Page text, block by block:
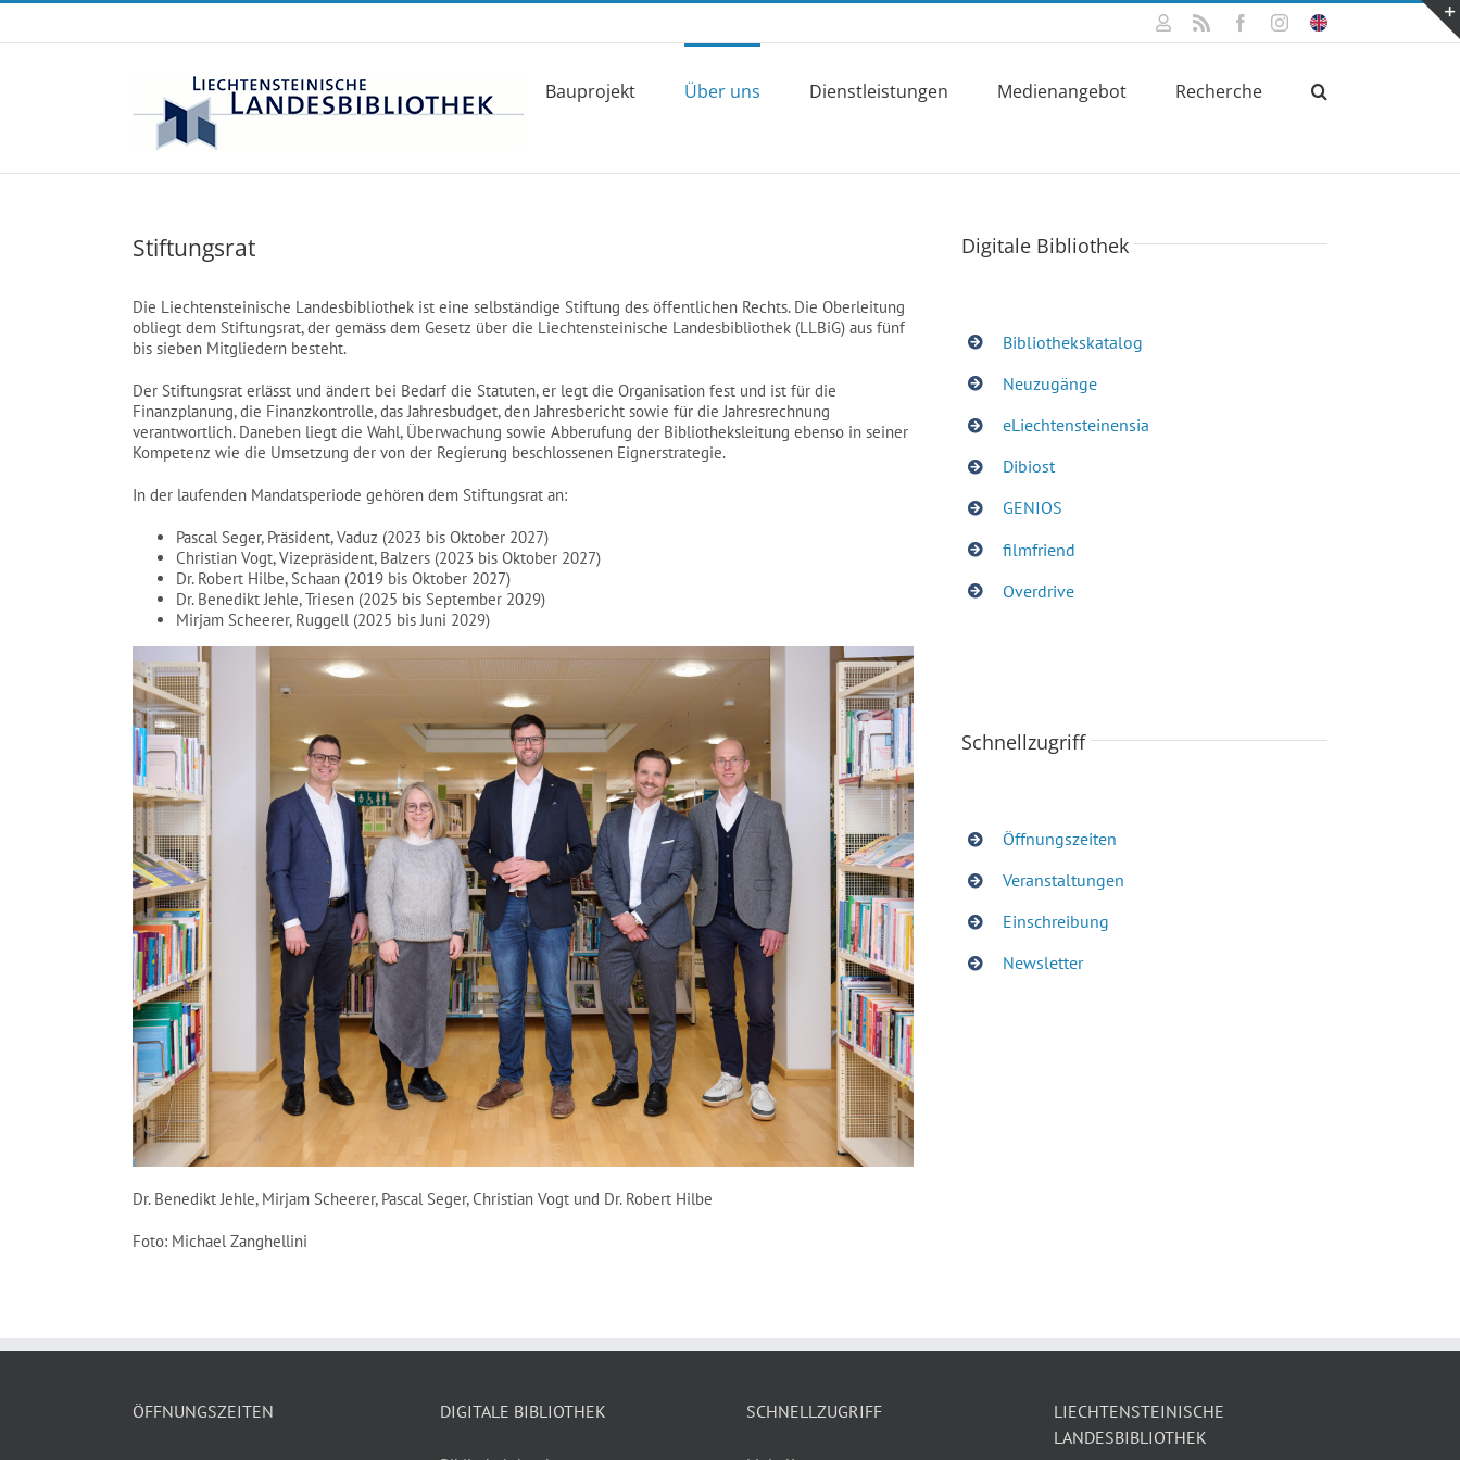
Zum
springen
Mein
Konto
FacebookInstagram
Click
for
Bauprojekt Über uns Dienstleistungen Medienangebot Recherche
Stiftungsrat
Die Liechtensteinische Landesbibliothek ist eine selbständige Stiftung des öffentlichen Rechts. Die Oberleitung
obliegt dem Stiftungsrat, der gemäss dem Gesetz über die Liechtensteinische Landesbibliothek (LLBiG) aus fünf
bis sieben Mitgliedern besteht.
Der Stiftungsrat erlässt und ändert bei Bedarf die Statuten, er legt die Organisation fest und ist für die
Finanzplanung, die Finanzkontrolle, das Jahresbudget, den Jahresbericht sowie für die Jahresrechnung
verantwortlich. Daneben liegt die Wahl, Überwachung sowie Abberufung der Bibliotheksleitung ebenso in seiner
Kompetenz wie die Umsetzung der von der Regierung beschlossenen Eignerstrategie.
In der laufenden Mandatsperiode gehören dem Stiftungsrat an:
Pascal Seger, Präsident, Vaduz (2023 bis Oktober 2027)
Christian Vogt, Vizepräsident, Balzers (2023 bis Oktober 2027)
Dr. Robert Hilbe, Schaan (2019 bis Oktober 2027)
Dr. Benedikt Jehle, Triesen (2025 bis September 2029)
Mirjam Scheerer, Ruggell (2025 bis Juni 2029)
Dr. Benedikt Jehle, Mirjam Scheerer, Pascal Seger, Christian Vogt und Dr. Robert Hilbe
Foto: Michael Zanghellini
Digitale Bibliothek
Bibliothekskatalog
Neuzugänge
eLiechtensteinensia
Dibiost
GENIOS
filmfriend
Overdrive
Schnellzugriff
Öffnungszeiten
Veranstaltungen
Einschreibung
Newsletter
ÖFFNUNGSZEITEN DIGITALE BIBLIOTHEK SCHNELLZUGRIFF
LIECHTENSTEINISCHE
LANDESBIBLIOTHEK